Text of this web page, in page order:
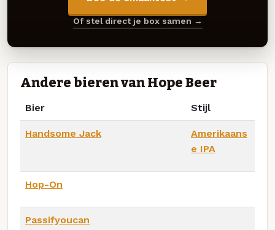
Of stel direct je box samen →
Andere bieren van Hope Beer
Bier Stijl
Handsome Jack
Amerikaans
e IPA
Hop-On
Passifyoucan